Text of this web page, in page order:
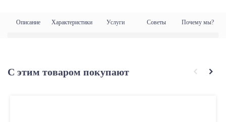
Описание Характеристики Услуги Советы Почему мы?
С этим товаром покупают